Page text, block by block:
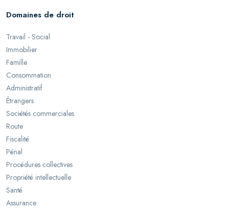
Domaines de droit
Travail - Social
Immobilier
Famille
Consommation
Administratif
Étrangers
Sociétés commerciales
Route
Fiscalité
Pénal
Procédures collectives
Propriété intellectuelle
Santé
Assurance